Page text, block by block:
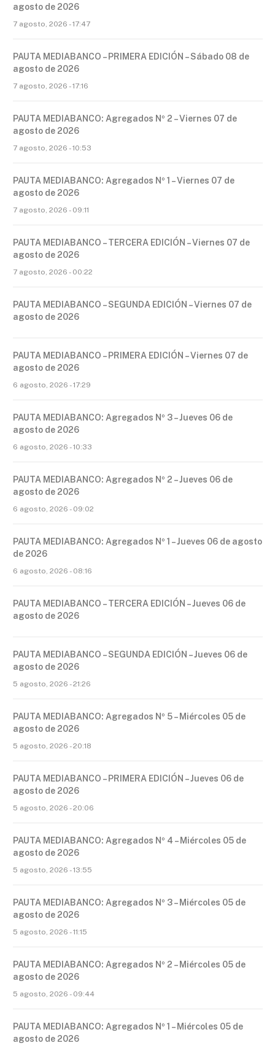
agosto de 2026
7 agosto, 2026 - 17:47
PAUTA MEDIABANCO – PRIMERA EDICIÓN – Sábado 08 de
agosto de 2026
7 agosto, 2026 - 17:16
PAUTA MEDIABANCO: Agregados Nº 2 – Viernes 07 de
agosto de 2026
7 agosto, 2026 - 10:53
PAUTA MEDIABANCO: Agregados Nº 1 – Viernes 07 de
agosto de 2026
7 agosto, 2026 - 09:11
PAUTA MEDIABANCO – TERCERA EDICIÓN – Viernes 07 de
agosto de 2026
7 agosto, 2026 - 00:22
PAUTA MEDIABANCO – SEGUNDA EDICIÓN – Viernes 07 de
agosto de 2026
PAUTA MEDIABANCO – PRIMERA EDICIÓN – Viernes 07 de
agosto de 2026
6 agosto, 2026 - 17:29
PAUTA MEDIABANCO: Agregados Nº 3 – Jueves 06 de
agosto de 2026
6 agosto, 2026 - 10:33
PAUTA MEDIABANCO: Agregados Nº 2 – Jueves 06 de
agosto de 2026
6 agosto, 2026 - 09:02
PAUTA MEDIABANCO: Agregados Nº 1 – Jueves 06 de agosto
de 2026
6 agosto, 2026 - 08:16
PAUTA MEDIABANCO – TERCERA EDICIÓN – Jueves 06 de
agosto de 2026
PAUTA MEDIABANCO – SEGUNDA EDICIÓN – Jueves 06 de
agosto de 2026
5 agosto, 2026 - 21:26
PAUTA MEDIABANCO: Agregados Nº 5 – Miércoles 05 de
agosto de 2026
5 agosto, 2026 - 20:18
PAUTA MEDIABANCO – PRIMERA EDICIÓN – Jueves 06 de
agosto de 2026
5 agosto, 2026 - 20:06
PAUTA MEDIABANCO: Agregados Nº 4 – Miércoles 05 de
agosto de 2026
5 agosto, 2026 - 13:55
PAUTA MEDIABANCO: Agregados Nº 3 – Miércoles 05 de
agosto de 2026
5 agosto, 2026 - 11:15
PAUTA MEDIABANCO: Agregados Nº 2 – Miércoles 05 de
agosto de 2026
5 agosto, 2026 - 09:44
PAUTA MEDIABANCO: Agregados Nº 1 – Miércoles 05 de
agosto de 2026